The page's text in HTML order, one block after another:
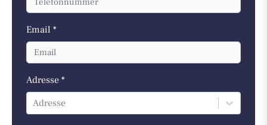
Email *
Adresse *
Adresse